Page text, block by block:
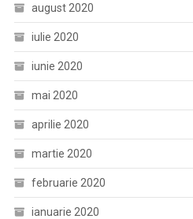
august 2020
iulie 2020
iunie 2020
mai 2020
aprilie 2020
martie 2020
februarie 2020
ianuarie 2020